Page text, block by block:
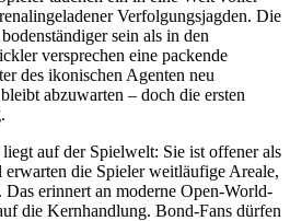
Verfolgungsjagden. Die
sein als in den
versprechen eine packende
des ikonischen Agenten neu
abzuwarten – doch die ersten
auf der Spielwelt: Sie ist offener als
die Spieler weitläufige Areale,
erinnert an moderne Open-World-
die Kernhandlung. Bond-Fans dürfen